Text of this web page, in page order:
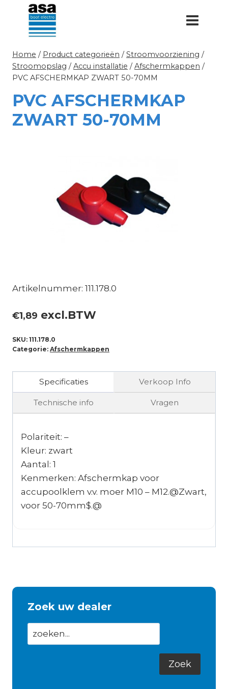
Doorgaan
inhoud
Home / Product categorieën / Stroomvoorziening /
Stroomopslag / Accu installatie / Afschermkappen /
PVC AFSCHERMKAP ZWART 50-70MM
PVC AFSCHERMKAP
ZWART 50-70MM
Artikelnummer: 111.178.0
€1,89 excl.BTW
SKU: 111.178.0
Categorie: Afschermkappen
Specificaties Verkoop Info
Technische info Vragen
Polariteit: –
Kleur: zwart
Aantal: 1
Kenmerken: Afschermkap voor
accupoolklem v.v. moer M10 – M12.@Zwart,
voor 50-70mm$.@
Zoek uw dealer